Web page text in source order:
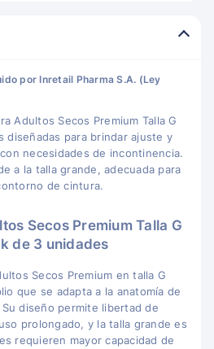
por Inretail Pharma S.A. (Ley
Adultos Secos Premium Talla G
diseñadas para brindar ajuste y
necesidades de incontinencia.
a la talla grande, adecuada para
de cintura.
Secos Premium Talla G
de 3 unidades
Secos Premium en talla G
que se adapta a la anatomía de
diseño permite libertad de
prolongado, y la talla grande es
requieren mayor capacidad de